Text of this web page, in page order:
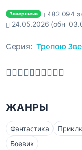
Завершена
482 094
24.05.2026 (обн.
Серия: Тропою
ЖАНРЫ
Фантастика
Боевик